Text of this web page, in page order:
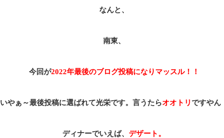
なんと、
南東、
今回が2022年最後のブログ投稿になりマッスル！！
いやぁ～最後投稿に選ばれて光栄です。言うたらオオトリですやん
ディナーでいえば、 デザート。